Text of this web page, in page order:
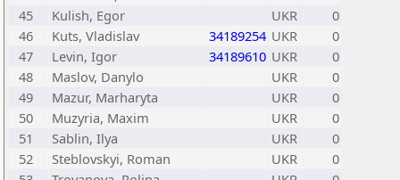
45
Kulish, Egor UKR
0
46
Kuts, Vladislav 34189254 UKR
0
47
Levin, Igor 34189610 UKR
0
48
Maslov, Danylo UKR
0
49
Mazur, Marharyta UKR
0
50
Muzyria, Maxim UKR
0
51
Sablin, Ilya UKR
0
52
Steblovskyi, Roman UKR
0